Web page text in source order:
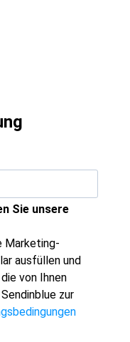
Sie unsere
Marketing-
ausfüllen und
von Ihnen
zur